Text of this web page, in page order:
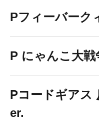
Pフィーバーク
P にゃんこ大戦
Pコードギアス
er.